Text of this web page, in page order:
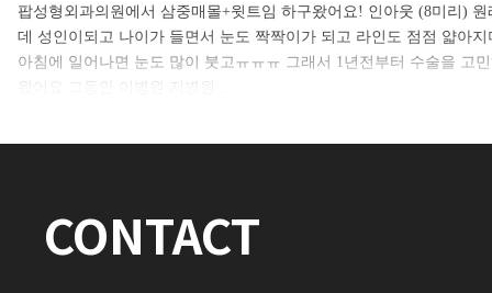
셀카후기 전체 내용은
로그인 후 확인하실 수 있습니다.
로그인하기
팝성형외과의원에서 삼중매몰+윗트임 하구왔어요! 인아웃 (8미리)
데 성인이되고 나이가 들면서 눈도 짝짝이가 되고 라인도 점점 얇아
아침에 일어나면 눈도 많이 붓고ㅠㅠㅠ 그래서 1년전부터 수술을 고
왔어요 그동안 이병원 저병원 …
CONTACT